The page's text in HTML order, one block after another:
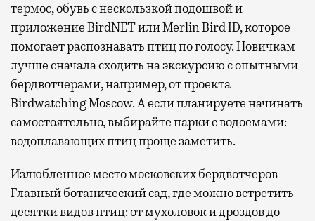
термос, обувь с нескользкой подошвой и
приложение BirdNET или Merlin Bird ID, которое
помогает распознавать птиц по голосу. Новичкам
лучше сначала сходить на экскурсию с опытными
бердвотчерами, например, от проекта
Birdwatching Moscow. А если планируете начинать
самостоятельно, выбирайте парки с водоемами:
водоплавающих птиц проще заметить.
Излюбленное место московских бердвотчеров —
Главный ботанический сад, где можно встретить
десятки видов птиц: от мухоловок и дроздов до